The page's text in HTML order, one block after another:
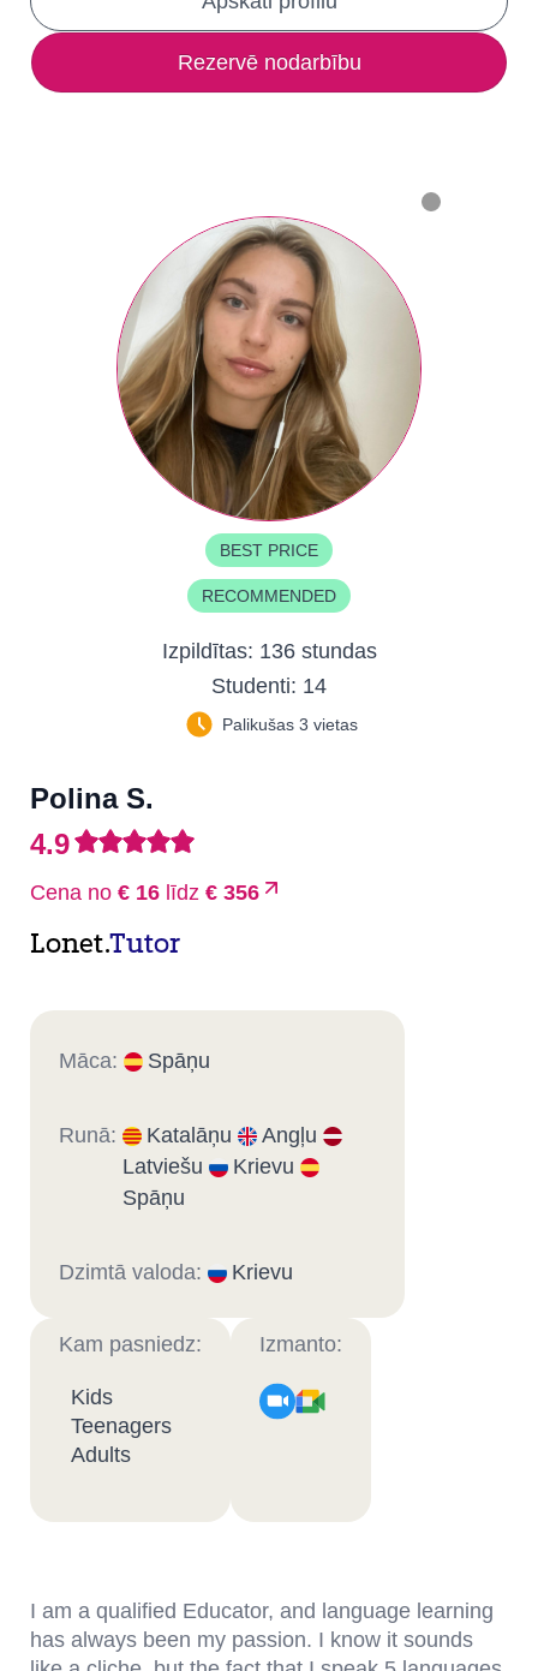
Rezervē nodarbību
BEST PRICE
RECOMMENDED
Izpildītas: 136 stundas
Studenti: 14
Palikušas 3 vietas
Polina S.
4.9
Cena no € 16 līdz € 356
Lonet.Tutor
Māca: Spāņu
Runā: Katalāņu
Angļu
Latviešu
Krievu
Spāņu
Dzimtā valoda: Krievu
Kam pasniedz:
Kids
Teenagers
Adults
Izmanto:
I am a qualified Educator, and language learning
has always been my passion. I know it sounds